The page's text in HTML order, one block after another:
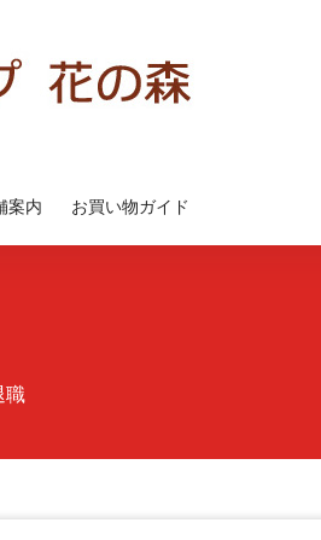
案内 お買い物ガイド
職